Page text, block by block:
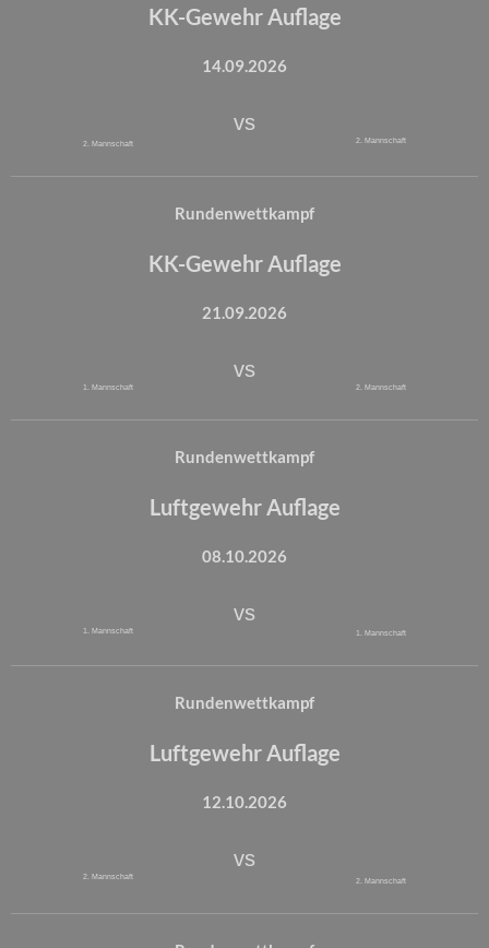
KK-Gewehr Auflage
14.09.2026
2. Mannschaft
vs
2. Mannschaft
Rundenwettkampf
KK-Gewehr Auflage
21.09.2026
1. Mannschaft
vs
2. Mannschaft
Rundenwettkampf
Luftgewehr Auflage
08.10.2026
1. Mannschaft
vs
1. Mannschaft
Rundenwettkampf
Luftgewehr Auflage
12.10.2026
2. Mannschaft
vs
2. Mannschaft